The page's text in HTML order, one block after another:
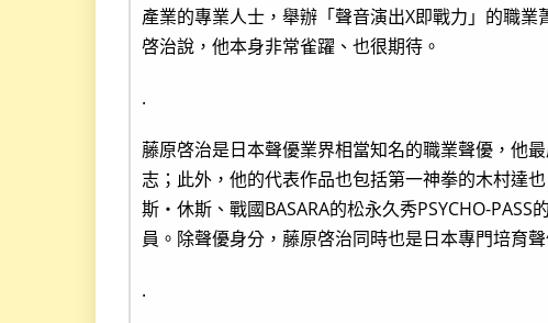
產業的專業人士，舉辦「聲音演出X即戰力」的職
啓治說，他本身非常雀躍、也很期待。
.
藤原啓治是日本聲優業界相當知名的職業聲優，他
志；此外，他的代表作品也包括第一神拳的木村達
斯‧休斯、戰國BASARA的松永久秀PSYCHO-
員。除聲優身分，藤原啓治同時也是日本專門培育
.